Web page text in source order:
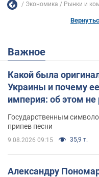
Экономика Рынки и
Важное
Какой была
Украины и почему
империя: об этом
Государственным
припев песни
9.08.2026 09:15 35,9 т.
Александру